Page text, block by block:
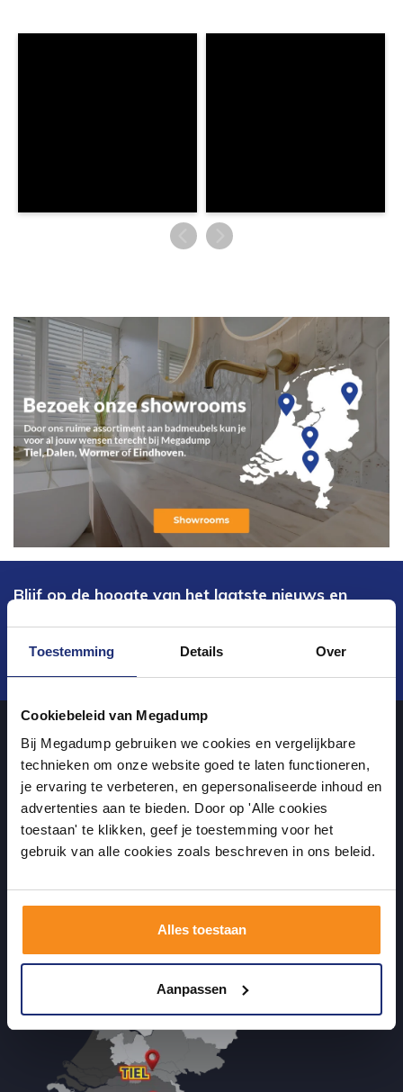
Toestemming Details Over
Cookiebeleid van Megadump
Bij Megadump gebruiken we cookies en vergelijkbare
technieken om onze website goed te laten functioneren,
je ervaring te verbeteren, en gepersonaliseerde inhoud en
advertenties aan te bieden. Door op 'Alle cookies
toestaan' te klikken, geef je toestemming voor het
gebruik van alle cookies zoals beschreven in ons beleid.
Alles toestaan
Aanpassen
Blijf op de hoogte van het laatste nieuws en
Verstuur
Over ons
uw sanitairwinkel in Dalen waar u niet alleen in onze showroom
terecht kunt voor badkamertegels en sanitair, maar ook via de